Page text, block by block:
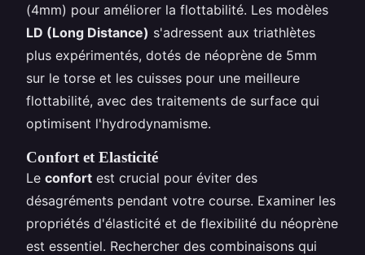
(4mm) pour améliorer la flottabilité. Les modèles
LD (Long Distance) s'adressent aux triathlètes
plus expérimentés, dotés de néoprène de 5mm
sur le torse et les cuisses pour une meilleure
flottabilité, avec des traitements de surface qui
optimisent l'hydrodynamisme.
Confort et Elasticité
Le confort est crucial pour éviter des
désagréments pendant votre course. Examiner les
propriétés d'élasticité et de flexibilité du néoprène
est essentiel. Rechercher des combinaisons qui